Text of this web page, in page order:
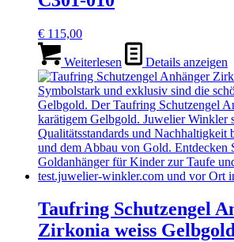
€ 115,00
Weiterlesen Details anzeigen
Taufring Schutzengel
Zirkonia weiss